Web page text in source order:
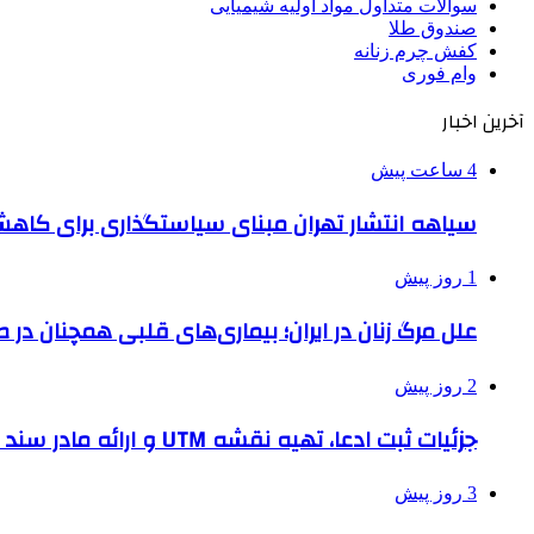
سوالات متداول مواد اولیه شیمیایی
صندوق طلا
کفش چرم زنانه
وام فوری
آخرین اخبار
4 ساعت پیش
سیاهه انتشار تهران مبنای سیاستگذاری برای
1 روز پیش
علل مرگ زنان در ایران؛ بیماری‌های قلبی همچنان در
2 روز پیش
جزئیات ثبت ادعا، تهیه نقشه UTM و ارائه مادر سند اعلام شد
3 روز پیش